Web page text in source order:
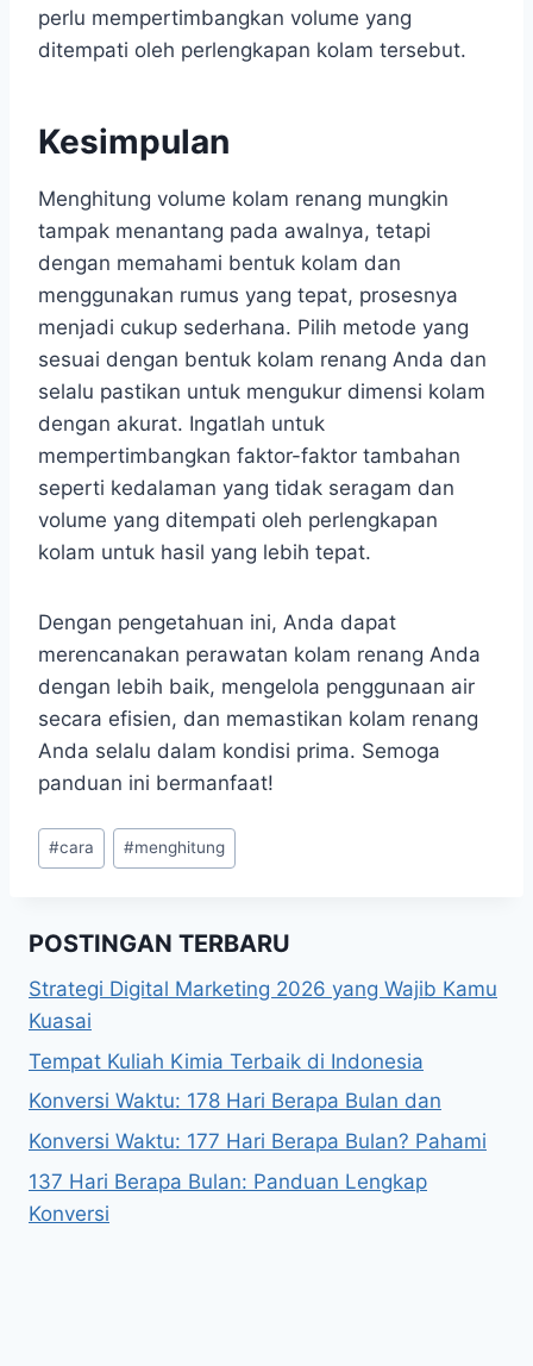
perlu mempertimbangkan volume yang
ditempati oleh perlengkapan kolam tersebut.
Kesimpulan
Menghitung volume kolam renang mungkin
tampak menantang pada awalnya, tetapi
dengan memahami bentuk kolam dan
menggunakan rumus yang tepat, prosesnya
menjadi cukup sederhana. Pilih metode yang
sesuai dengan bentuk kolam renang Anda dan
selalu pastikan untuk mengukur dimensi kolam
dengan akurat. Ingatlah untuk
mempertimbangkan faktor-faktor tambahan
seperti kedalaman yang tidak seragam dan
volume yang ditempati oleh perlengkapan
kolam untuk hasil yang lebih tepat.
Dengan pengetahuan ini, Anda dapat
merencanakan perawatan kolam renang Anda
dengan lebih baik, mengelola penggunaan air
secara efisien, dan memastikan kolam renang
Anda selalu dalam kondisi prima. Semoga
panduan ini bermanfaat!
Post
Tags:
#cara #menghitung
POSTINGAN TERBARU
Strategi Digital Marketing 2026 yang Wajib Kamu
Kuasai
Tempat Kuliah Kimia Terbaik di Indonesia
Konversi Waktu: 178 Hari Berapa Bulan dan
Konversi Waktu: 177 Hari Berapa Bulan? Pahami
137 Hari Berapa Bulan: Panduan Lengkap
Konversi